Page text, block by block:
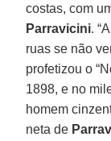
costas, com
Parravicini.
ruas se não
profetizou o
1898, e no
homem
neta de